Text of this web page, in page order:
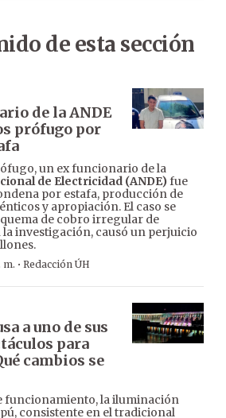
de esta sección
de la ANDE
prófugo por
un ex funcionario de la
de Electricidad (ANDE)fue
por estafa, producción de
y apropiación. El caso se
de cobro irregular de
investigación, causó un perjuicio
m. · Redacción ÚH
a uno de sus
para
cambios se
funcionamiento, la iluminación
consistente en el tradicional